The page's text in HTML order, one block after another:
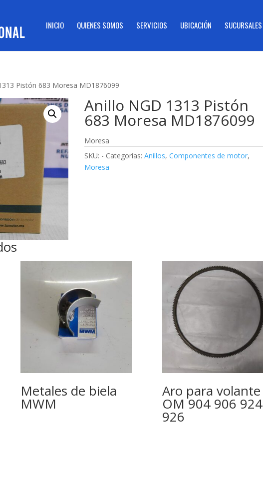
INICIO QUIENES SOMOS SERVICIOS UBICACIÓN SUCURSALES
Pistón 683 Moresa MD1876099
Anillo NGD 1313 Pistón
683 Moresa MD1876099
Moresa
SKU: - Categorías:Anillos,Componentes de motor,
Moresa
Metales de biela
MWM
Aro para volante
OM 904 906 924
926